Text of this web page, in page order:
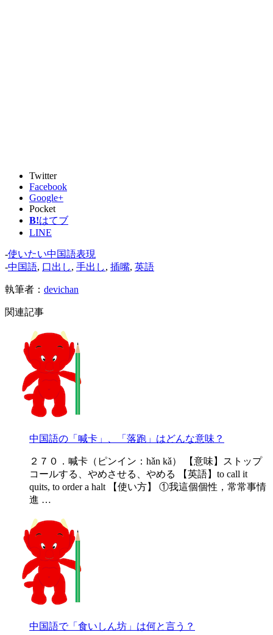
Twitter
Facebook
Google+
Pocket
B!はてブ
LINE
-使いたい中国語表現
-中国語, 口出し, 手出し, 插嘴, 英語
執筆者： devichan
関連記事
中国語の「喊卡」、「落跑」はどんな意味？
２７０．喊卡（ピンイン：hǎn kǎ） 【意味】ストップ
コールする、やめさせる、やめる 【英語】to call it
quits, to order a halt 【使い方】 ①我這個個性，常常事情
進 …
中国語で「食いしん坊」は何と言う？